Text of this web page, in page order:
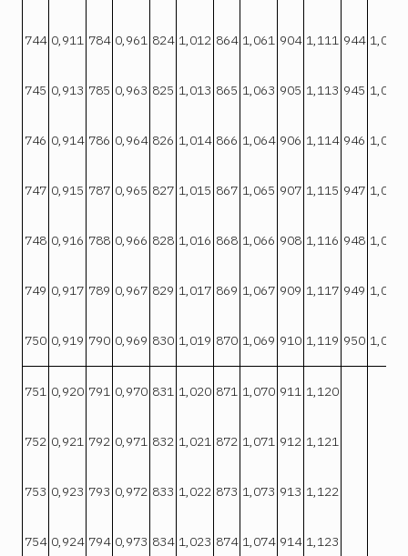
744 0,911 784 0,961 824 1,012 864 1,061 904 1,111 944 1,061
745 0,913 785 0,963 825 1,013 865 1,063 905 1,113 945 1,062
746 0,914 786 0,964 826 1,014 866 1,064 906 1,114 946 1,064
747 0,915 787 0,965 827 1,015 867 1,065 907 1,115 947 1,065
748 0,916 788 0,966 828 1,016 868 1,066 908 1,116 948 1,066
749 0,917 789 0,967 829 1,017 869 1,067 909 1,117 949 1,067
750 0,919 790 0,969 830 1,019 870 1,069 910 1,119 950 1,069
751 0,920 791 0,970 831 1,020 871 1,070 911 1,120
752 0,921 792 0,971 832 1,021 872 1,071 912 1,121
753 0,923 793 0,972 833 1,022 873 1,073 913 1,122
754 0,924 794 0,973 834 1,023 874 1,074 914 1,123